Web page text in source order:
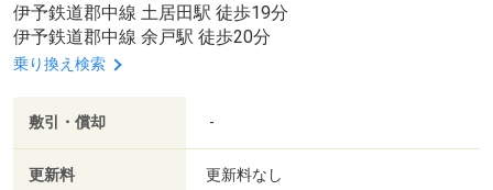
伊予鉄道郡中線 土居田駅 徒歩19分
伊予鉄道郡中線 余戸駅 徒歩20分
乗り換え検索
敷引・償却 -
更新料 更新料なし